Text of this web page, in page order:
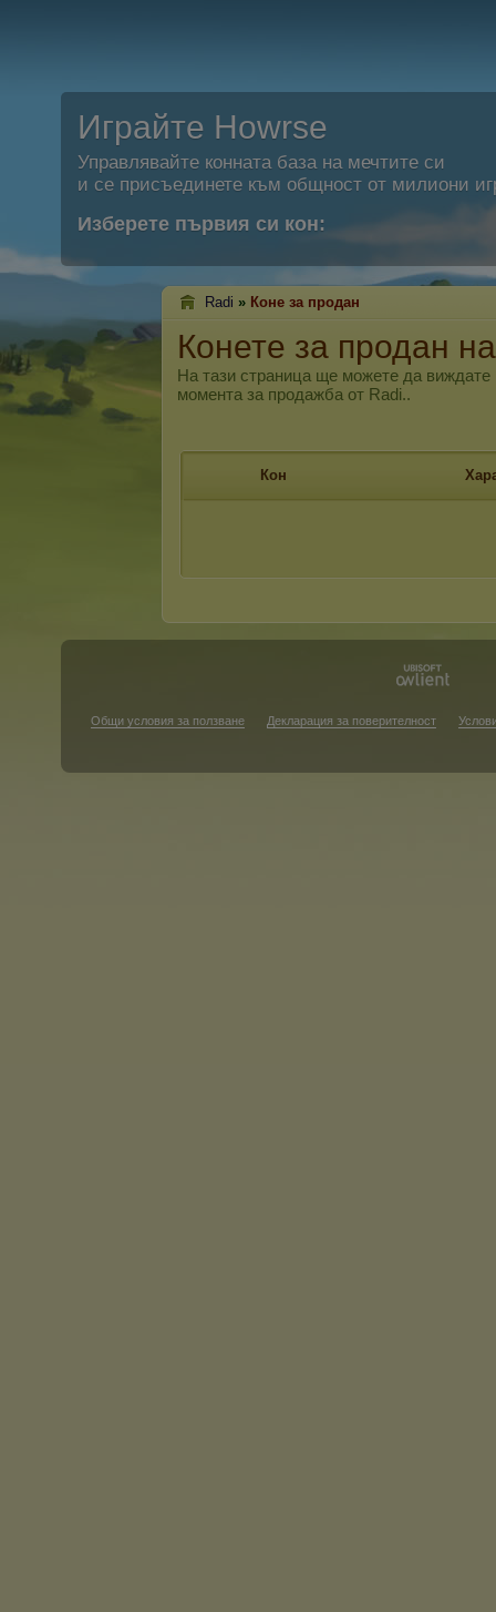
Играйте Howrse
Управлявайте конната база на мечтите си
и се присъединете към общност от милиони
Изберете първия си кон:
Radi » Коне за продан
Конете за продан
На тази страница ще можете да виждате
момента за продажба от Radi..
Кон
Общи условия за ползване Декларация за поверителност